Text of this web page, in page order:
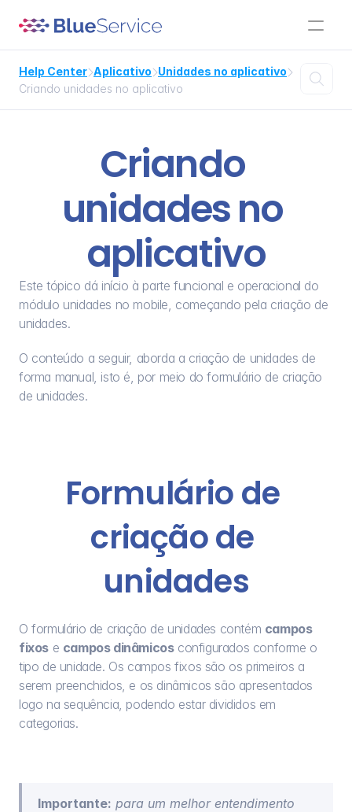
Help CenterAplicativoUnidades no aplicativo
Criando unidades no aplicativo

Criando
unidades no
aplicativo
Este tópico dá início à parte funcional e operacional do
módulo unidades no mobile, começando pela criação de
unidades.
O conteúdo a seguir, aborda a criação de unidades de
forma manual, isto é, por meio do formulário de criação
de unidades.
Formulário de
criação de
unidades
O formulário de criação de unidades contém campos
fixos e campos dinâmicos configurados conforme o
tipo de unidade. Os campos fixos são os primeiros a
serem preenchidos, e os dinâmicos são apresentados
logo na sequência, podendo estar divididos em
categorias.
Importante: para um melhor entendimento